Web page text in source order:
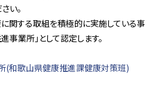
い。
関する取組を積極的に実施している事
事業所」として認定します。
(和歌山県健康推進課健康対策班)